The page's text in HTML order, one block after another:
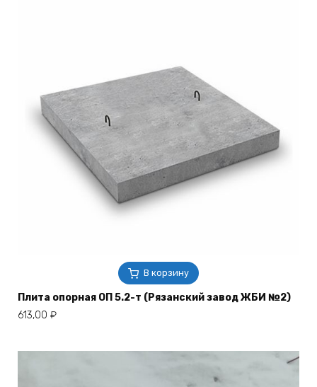
В корзину
Плита опорная ОП 5.2-т (Рязанский завод ЖБИ №2)
613,00 ₽